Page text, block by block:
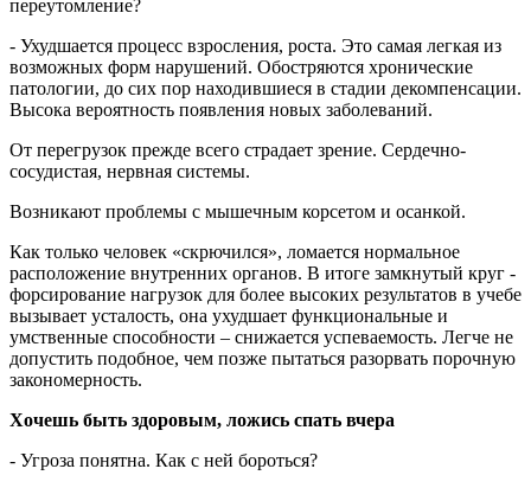
переутомление?
- Ухудшается процесс взросления, роста. Это самая легкая из
возможных форм нарушений. Обостряются хронические
патологии, до сих пор находившиеся в стадии декомпенсации.
Высока вероятность появления новых заболеваний.
От перегрузок прежде всего страдает зрение. Сердечно-
сосудистая, нервная системы.
Возникают проблемы с мышечным корсетом и осанкой.
Как только человек «скрючился», ломается нормальное
расположение внутренних органов. В итоге замкнутый круг -
форсирование нагрузок для более высоких результатов в учебе
вызывает усталость, она ухудшает функциональные и
умственные способности – снижается успеваемость. Легче не
допустить подобное, чем позже пытаться разорвать порочную
закономерность.
Хочешь быть здоровым, ложись спать вчера
- Угроза понятна. Как с ней бороться?